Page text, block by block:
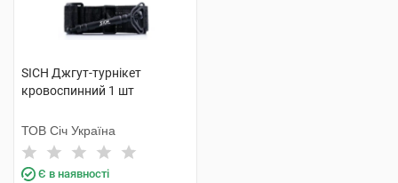
SICH Джгут-турнікет
кровоспинний 1 шт
ТОВ Січ Україна
Є в наявності